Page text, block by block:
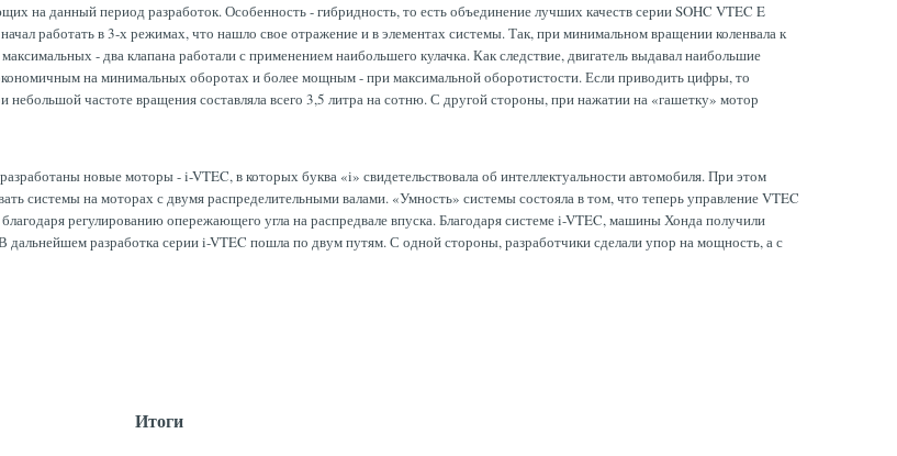
на данный период разработок. Особенность - гибридность, то есть объединение лучших качеств серии SOHC VTEC E
работать в 3-х режимах, что нашло свое отражение и в элементах системы. Так, при минимальном вращении коленвала к
- два клапана работали с применением наибольшего кулачка. Как следствие, двигатель выдавал наибольшие
на минимальных оборотах и более мощным - при максимальной оборотистости. Если приводить цифры, то
частоте вращения составляла всего 3,5 литра на сотню. С другой стороны, при нажатии на «гашетку» мотор
новые моторы - i-VTEC, в которых буква «i» свидетельствовала об интеллектуальности автомобиля. При этом
системы на моторах с двумя распределительными валами. «Умность» системы состояла в том, что теперь управление VTEC
регулированию опережающего угла на распредвале впуска. Благодаря системе i-VTEC, машины Хонда получили
разработка серии i-VTEC пошла по двум путям. С одной стороны, разработчики сделали упор на мощность, а с
Итоги